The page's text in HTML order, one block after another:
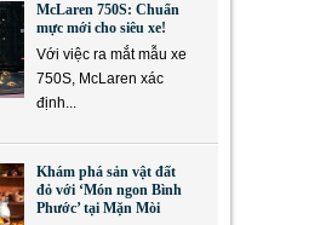
McLaren 750S: Chuẩn
mực mới cho siêu xe!
Với việc ra mắt mẫu xe
750S, McLaren xác
định...
Khám phá sản vật đất
đỏ với ‘Món ngon Bình
Phước’ tại Mặn Mòi